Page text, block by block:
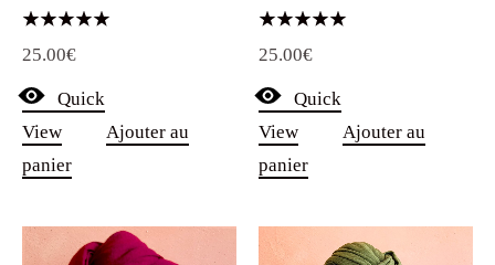
5.00
25.00€
Quick
View
Ajouter au
panier
5.00
25.00€
Quick
View
Ajouter au
panier